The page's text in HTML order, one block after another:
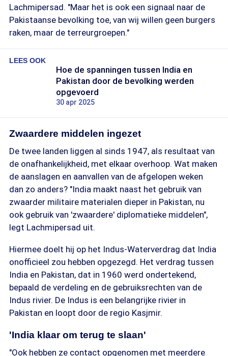
Lachmipersad. "Maar het is ook een signaal naar de
Pakistaanse bevolking toe, van wij willen geen burgers
raken, maar de terreurgroepen."
LEES OOK
Hoe de spanningen tussen India en
Pakistan door de bevolking werden
opgevoerd
30 apr 2025
Zwaardere middelen ingezet
De twee landen liggen al sinds 1947, als resultaat van
de onafhankelijkheid, met elkaar overhoop. Wat maken
de aanslagen en aanvallen van de afgelopen weken
dan zo anders? "India maakt naast het gebruik van
zwaarder militaire materialen dieper in Pakistan, nu
ook gebruik van 'zwaardere' diplomatieke middelen",
legt Lachmipersad uit.
Hiermee doelt hij op het Indus-Waterverdrag dat India
onofficieel zou hebben opgezegd. Het verdrag tussen
India en Pakistan, dat in 1960 werd ondertekend,
bepaald de verdeling en de gebruiksrechten van de
Indus rivier. De Indus is een belangrijke rivier in
Pakistan en loopt door de regio Kasjmir.
'India klaar om terug te slaan'
"Ook hebben ze contact opgenomen met meerdere